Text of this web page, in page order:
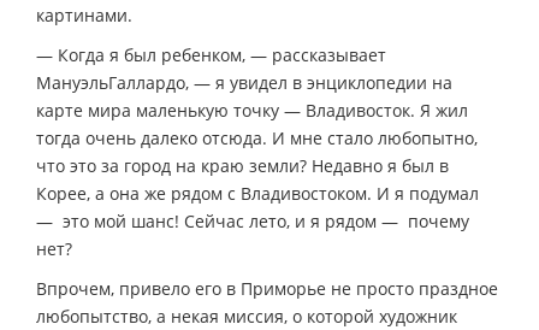
картинами.
— Когда я был ребенком, — рассказывает
МануэльГаллардо, — я увидел в энциклопедии на
карте мира маленькую точку — Владивосток. Я жил
тогда очень далеко отсюда. И мне стало любопытно,
что это за город на краю земли? Недавно я был в
Корее, а она же рядом с Владивостоком. И я подумал
— это мой шанс! Сейчас лето, и я рядом — почему
нет?
Впрочем, привело его в Приморье не просто праздное
любопытство, а некая миссия, о которой художник